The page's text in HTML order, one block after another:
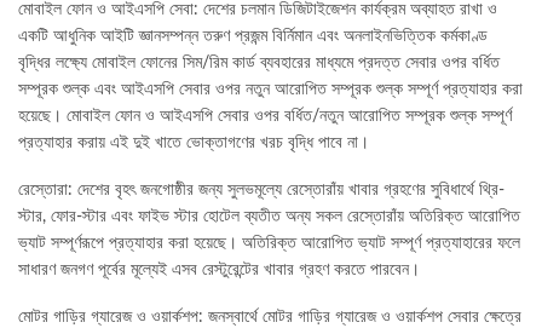
মোবাইল ফোন ও আইএসপি সেবা: দেশের চলমান ডিজিটাইজেশন কার্যক্রম অব্যাহত রাখা ও
একটি আধুনিক আইটি জ্ঞানসম্পন্ন তরুণ প্রজন্ম বির্নিমান এবং অনলাইনভিত্তিক কর্মকাণ্ড
বৃদ্ধির লক্ষ্যে মোবাইল ফোনের সিম/রিম কার্ড ব্যবহারের মাধ্যমে প্রদত্ত সেবার ওপর বর্ধিত
সম্পূরক শুল্ক এবং আইএসপি সেবার ওপর নতুন আরোপিত সম্পূরক শুল্ক সম্পূর্ণ প্রত্যাহার করা
হয়েছে। মোবাইল ফোন ও আইএসপি সেবার ওপর বর্ধিত/নতুন আরোপিত সম্পূরক শুল্ক সম্পূর্ণ
প্রত্যাহার করায় এই দুই খাতে ভোক্তাগণের খরচ বৃদ্ধি পাবে না।
রেস্তোরা: দেশের বৃহৎ জনগোষ্ঠীর জন্য সুলভমূল্যে রেস্তোরাঁয় খাবার গ্রহণের সুবিধার্থে থ্রি-
স্টার, ফোর-স্টার এবং ফাইভ স্টার হোটেল ব্যতীত অন্য সকল রেস্তোরাঁয় অতিরিক্ত আরোপিত
ভ্যাট সম্পূর্ণরূপে প্রত্যাহার করা হয়েছে। অতিরিক্ত আরোপিত ভ্যাট সম্পূর্ণ প্রত্যাহারের ফলে
সাধারণ জনগণ পূর্বের মূল্যেই এসব রেস্টুরেন্টের খাবার গ্রহণ করতে পারবেন।
মোটর গাড়ির গ্যারেজ ও ওয়ার্কশপ: জনস্বার্থে মোটর গাড়ির গ্যারেজ ও ওয়ার্কশপ সেবার ক্ষেত্রে